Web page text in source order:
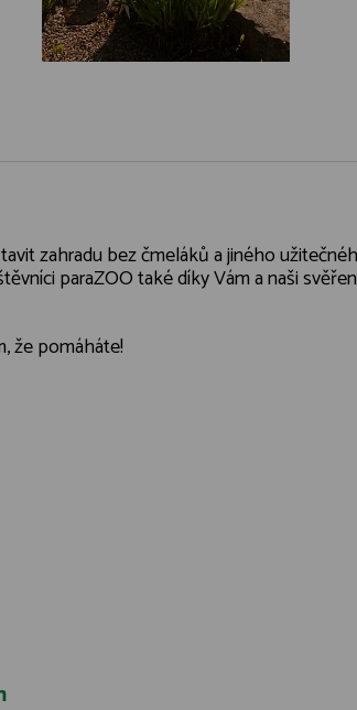
zahradu bez čmeláků a jiného
paraZOO také díky Vám a naši
že pomáháte!